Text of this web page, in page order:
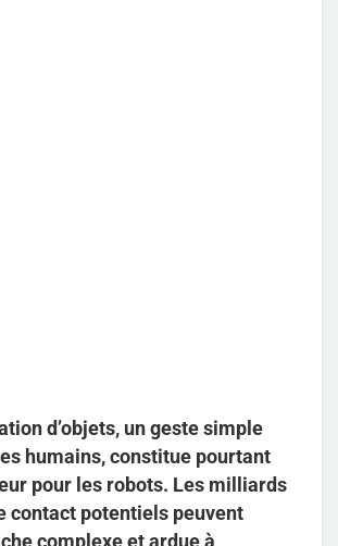
d’objets, un geste simple
humains, constitue pourtant
pour les robots. Les milliards
contact potentiels peuvent
complexe et ardue à